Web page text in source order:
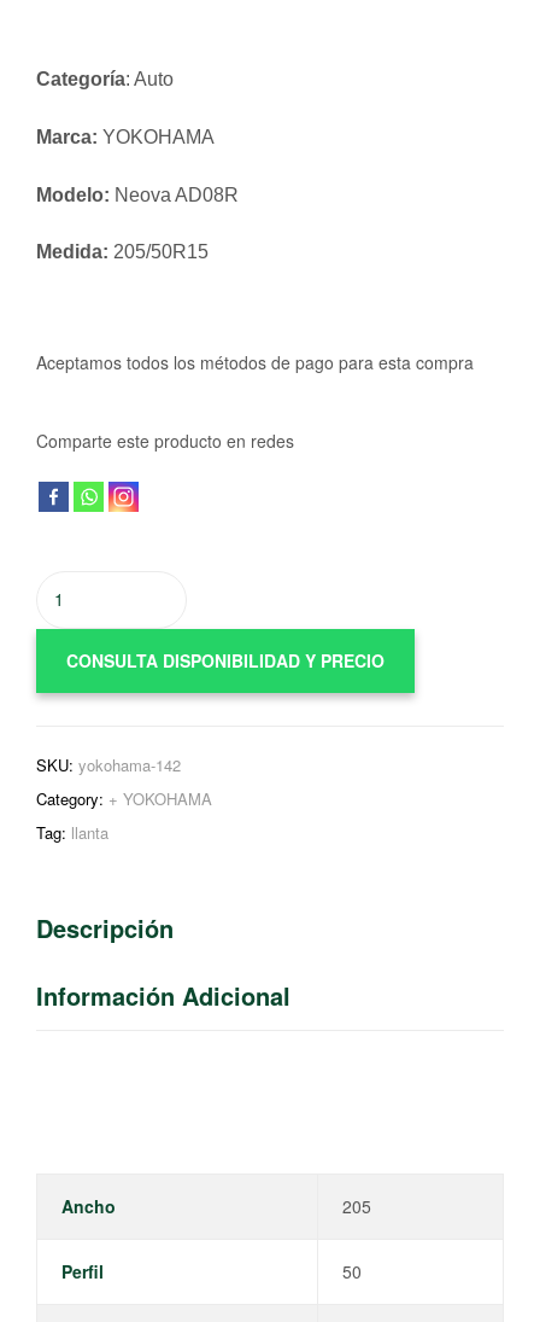
Categoría: Auto
Marca: YOKOHAMA
Modelo: Neova AD08R
Medida: 205/50R15
Aceptamos todos los métodos de pago para esta compra
Comparte este producto en redes
CONSULTA DISPONIBILIDAD Y PRECIO
SKU: yokohama-142
Category: + YOKOHAMA
Tag: llanta
Descripción
Información Adicional
Ancho 205
Perfil 50